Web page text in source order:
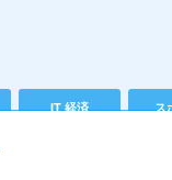
IT 経済 ス